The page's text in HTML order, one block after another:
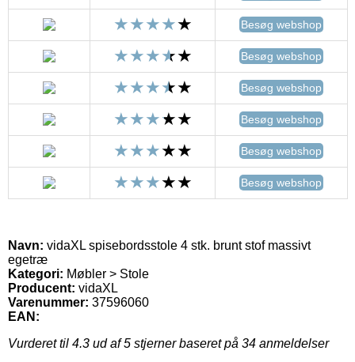
Besøg webshop
Besøg webshop
Besøg webshop
Besøg webshop
Besøg webshop
Besøg webshop
Navn: vidaXL spisebordsstole 4 stk. brunt stof massivt
egetræ
Kategori: Møbler > Stole
Producent: vidaXL
Varenummer: 37596060
EAN:
Vurderet til 4.3 ud af 5 stjerner baseret på 34 anmeldelser